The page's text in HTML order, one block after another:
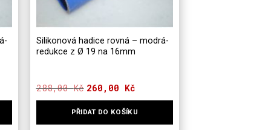
Silikonová hadice rovná – modrá-
redukce z Ø 19 na 16mm
288,00Kč Původní
cena
288,00 Kč.
260,00 Kč
Aktuální
cena
260,00 Kč.
PŘIDAT DO KOŠÍKU